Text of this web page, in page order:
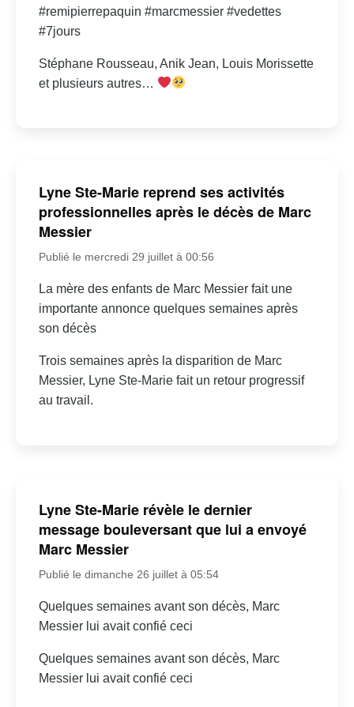
#remipierrepaquin #marcmessier #vedettes
#7jours
Stéphane Rousseau, Anik Jean, Louis Morissette
et plusieurs autres…
Lyne Ste-Marie reprend ses activités
professionnelles après le décès de Marc
Messier
Publié le mercredi 29 juillet à 00:56
La mère des enfants de Marc Messier fait une
importante annonce quelques semaines après
son décès
Trois semaines après la disparition de Marc
Messier, Lyne Ste-Marie fait un retour progressif
au travail.
Lyne Ste-Marie révèle le dernier
message bouleversant que lui a envoyé
Marc Messier
Publié le dimanche 26 juillet à 05:54
Quelques semaines avant son décès, Marc
Messier lui avait confié ceci
Quelques semaines avant son décès, Marc
Messier lui avait confié ceci